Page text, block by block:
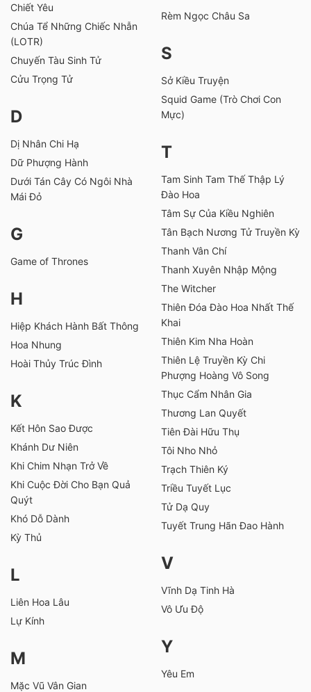
Chiết Yêu
Chúa Tể Những Chiếc Nhẫn
(LOTR)
Chuyến Tàu Sinh Tử
Cửu Trọng Tử
D
Dị Nhân Chi Hạ
Dữ Phượng Hành
Dưới Tán Cây Có Ngôi Nhà
Mái Đỏ
G
Game of Thrones
H
Hiệp Khách Hành Bất Thông
Hoa Nhung
Hoài Thủy Trúc Đình
K
Kết Hôn Sao Được
Khánh Dư Niên
Khi Chim Nhạn Trở Về
Khi Cuộc Đời Cho Bạn Quả
Quýt
Khó Dỗ Dành
Kỳ Thủ
L
Liên Hoa Lâu
Lự Kính
M
Mặc Vũ Vân Gian
Rèm Ngọc Châu Sa
S
Sở Kiều Truyện
Squid Game (Trò Chơi Con
Mực)
T
Tam Sinh Tam Thế Thập Lý
Đào Hoa
Tâm Sự Của Kiều Nghiên
Tân Bạch Nương Tử Truyền Kỳ
Thanh Vân Chí
Thanh Xuyên Nhập Mộng
The Witcher
Thiên Đóa Đào Hoa Nhất Thế
Khai
Thiên Kim Nha Hoàn
Thiên Lệ Truyền Kỳ Chi
Phượng Hoàng Vô Song
Thục Cẩm Nhân Gia
Thương Lan Quyết
Tiên Đài Hữu Thụ
Tôi Nho Nhỏ
Trạch Thiên Ký
Triều Tuyết Lục
Tử Dạ Quy
Tuyết Trung Hãn Đao Hành
V
Vĩnh Dạ Tinh Hà
Vô Ưu Độ
Y
Yêu Em